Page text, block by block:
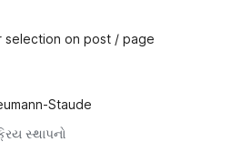
selection on post / page
Staude
સ્થાપનો